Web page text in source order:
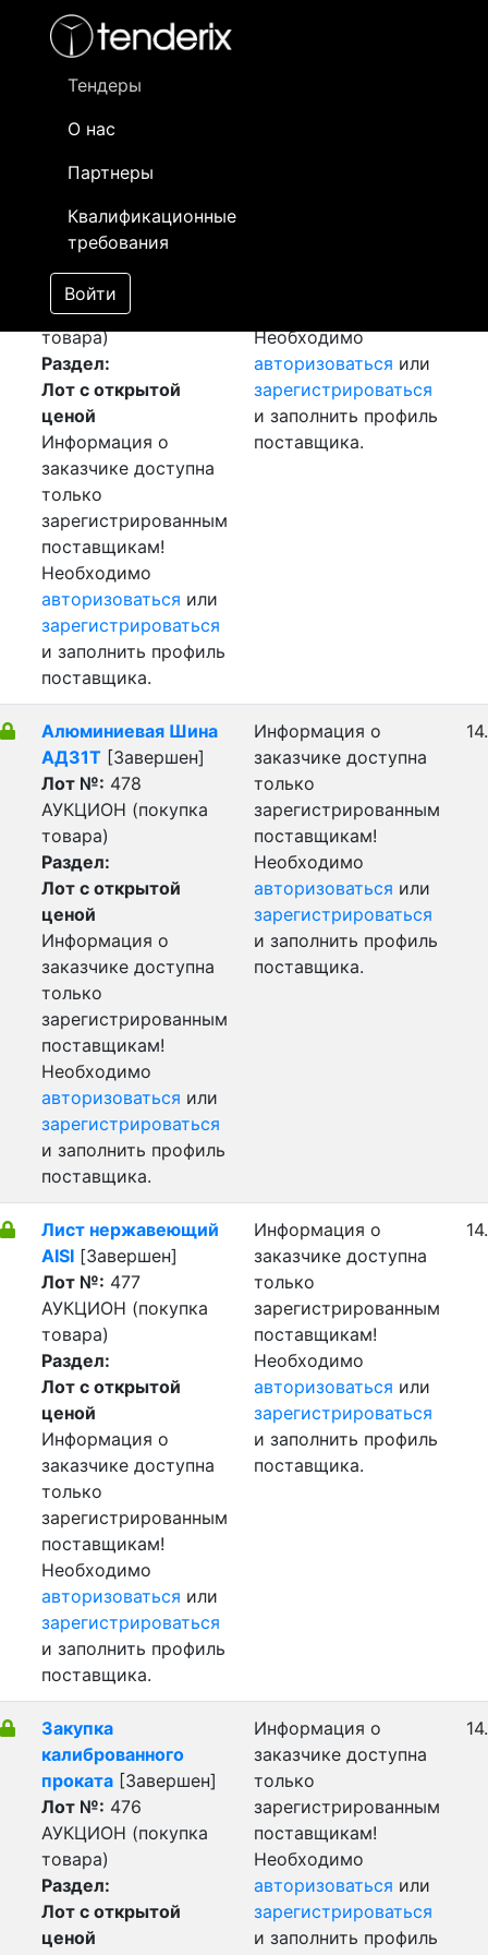
Тендеры
О нас
Партнеры
Квалификационные
требования
Войти
- активный лот
- сохраненный лот (не опубликован)
Закупка кабельной
продукции
[Завершен]
Лот №:479
АУКЦИОН (покупка
товара)
Раздел:
Лот с открытой
ценой
Информация о
заказчике доступна
только
зарегистрированным
поставщикам!
Необходимо
авторизоваться или
зарегистрироваться
и заполнить профиль
поставщика.
Необходимо
авторизоваться или
зарегистрироваться
и заполнить профиль
поставщика.
Алюминиевая Шина
АД31Т [Завершен]
Лот №: 478
АУКЦИОН (покупка
товара)
Раздел:
Лот с открытой
ценой
Информация о
заказчике доступна
только
зарегистрированным
поставщикам!
Необходимо
авторизоваться или
зарегистрироваться
и заполнить профиль
поставщика.
Информация о
заказчике доступна
только
зарегистрированным
поставщикам!
Необходимо
авторизоваться или
зарегистрироваться
и заполнить профиль
поставщика.
Лист нержавеющий
AISI [Завершен]
Лот №: 477
АУКЦИОН (покупка
товара)
Раздел:
Лот с открытой
ценой
Информация о
заказчике доступна
только
зарегистрированным
поставщикам!
Необходимо
авторизоваться или
зарегистрироваться
и заполнить профиль
поставщика.
Информация о
заказчике доступна
только
зарегистрированным
поставщикам!
Необходимо
авторизоваться или
зарегистрироваться
и заполнить профиль
поставщика.
Закупка
калиброванного
проката [Завершен]
Лот №: 476
АУКЦИОН (покупка
товара)
Раздел:
Лот с открытой
ценой
Информация о
заказчике доступна
только
зарегистрированным
поставщикам!
Необходимо
авторизоваться или
зарегистрироваться
и заполнить профиль